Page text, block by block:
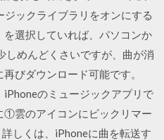
ックライブラリをオンにする
選択していれば、パソコンか
しめんどくさいですが、曲が消
びダウンロード可能です。
のミュージックアプリで
①雲のアイコンにビックリマー
しくは、iPhoneに曲を転送す